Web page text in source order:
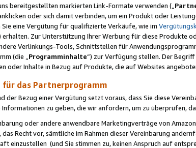
bereitgestellten markierten Link-Formate verwenden („
oder sich damit verbinden, um ein Produkt oder
eine Vergütung für qualifizierte Verkäufe, wie im
Zur Unterstützung Ihrer Werbung für diese Produkte
Verlinkungs-Tools, Schnittstellen für
(die „ Programminhalte“) zur Verfügung stellen. Der
oder Inhalte in Bezug auf Produkte, die auf Websites
für das Partnerprogramm
der Bezug einer Vergütung setzt voraus, dass Sie diese
zu geben, die wir anfordern, um zu überprüfen,
oder andere anwendbare Marketingverträge von
Recht vor, sämtliche im Rahmen dieser Vereinbarung
einzustellen (und Sie stimmen zu, keinen Anspruch auf